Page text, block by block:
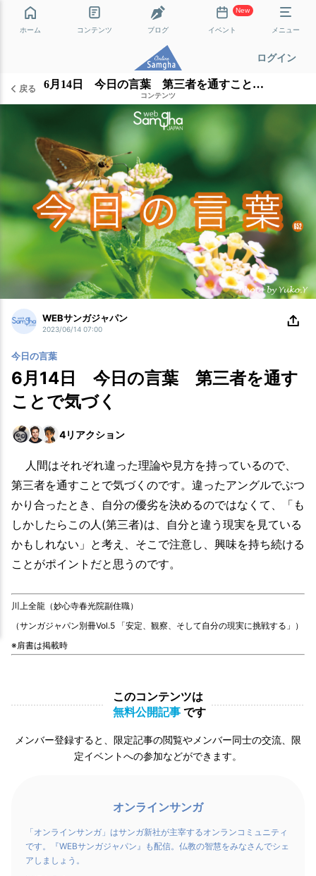
ホーム コンテンツ ブログ
New
イベント メニュー
ログイン
戻る 6月14日 今日の言葉 第三者を通すことで気づく
コンテンツ
WEBサンガジャパン
2023/06/14 07:00
今日の言葉
6月14日 今日の言葉 第三者を通す
ことで気づく
4リアクション
人間はそれぞれ違った理論や見方を持っているので、
第三者を通すことで気づくのです。違ったアングルでぶつ
かり合ったとき、自分の優劣を決めるのではなくて、「も
しかしたらこの人(第三者)は、自分と違う現実を見ている
かもしれない」と考え、そこで注意し、興味を持ち続ける
ことがポイントだと思うのです。
川上全龍（妙心寺春光院副住職）
（サンガジャパン別冊Vol.5 「安定、観察、そして自分の現実に挑戦する」）
※肩書は掲載時
このコンテンツは
無料公開記事 です
メンバー登録すると、限定記事の閲覧やメンバー同士の交流、限
定イベントへの参加などができます。
オンラインサンガ
「オンラインサンガ」はサンガ新社が主宰するオンランコミュニティ
です。『WEBサンガジャパン』も配信。仏教の智慧をみなさんでシェ
アしましょう。